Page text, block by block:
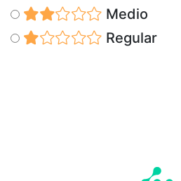
Medio
Regular